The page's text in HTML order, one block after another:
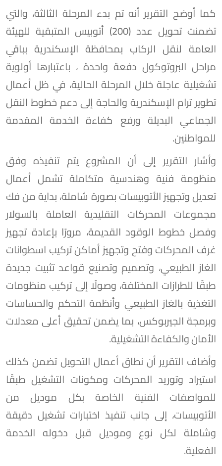
كما أوضح التقرير أنه تم بدء المرحلة الثالثة، والتي
تضمنت تحويل عدد (200) أتوبيس المتبقية للهيئة
العامة لنقل الركاب بمحافظة الإسكندرية بباقي
مراحل البروتوكول دفعة واحدة ، باعتبارها أولوية
تشغيلية عاجلة خلال المرحلة الحالية، في ظل أعمال
تطوير ترام الإسكندرية والحاجة إلى دعم خطوط النقل
الجماعي البديلة ورفع كفاءة الخدمة المقدمة
للمواطنين.
وأشار التقرير إلى أن المشروع يتم تنفيذه وفق
منظومة فنية وهندسية متكاملة تشمل أعمال
تعديل وتجهيز الأتوبيسات بصورة شاملة، بداية من فك
مجموعات المحركات التقليدية العاملة بالسولار
وفصل خطوط الوقود القديمة، مرورًا بإعادة تجهيز
غرف المحركات وفتح وتجهيز أماكن تركيب اسطوانات
الغاز الطبيعي، وتصميم وتصنيع قواعد تثبيت جديدة
طبقًا للطرازات المختلفة، وصولًا إلى تركيب منظومات
التغذية بالغاز الطبيعي وأنظمة التحكم والحساسات
وبرمجة الجيربوكس، بما يضمن تحقيق أعلى معدلات
الأمان والكفاءة التشغيلية.
وأضاف التقرير أن نطاق أعمال التحويل تضمن كذلك
استيراد وتوريد المحركات ومكونات التشغيل طبقًا
للمواصفات الفنية الخاصة بكل موديل من
الأتوبيسات، إلى جانب تنفيذ اختبارات تشغيل دقيقة
وشاملة لكل نوع وموديل قبل دخوله الخدمة
الفعلية.